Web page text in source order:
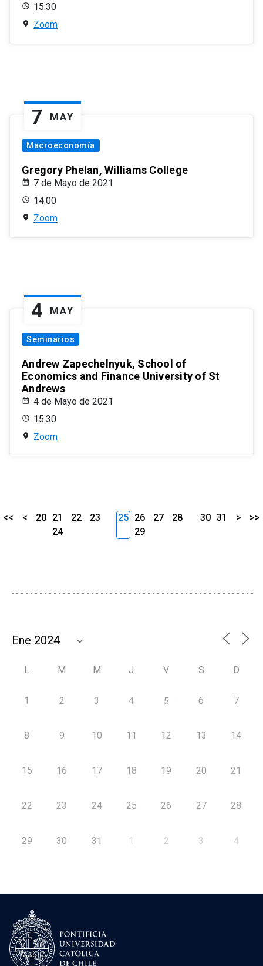
15:30
Zoom
7 MAY
Macroeconomía
Gregory Phelan, Williams College
7 de Mayo de 2021
14:00
Zoom
4 MAY
Seminarios
Andrew Zapechelnyuk, School of
Economics and Finance University of St
Andrews
4 de Mayo de 2021
15:30
Zoom
<< < 20 21 22
23
24
25 26 27
28
29
30 31 > >>
L M M J V S D
1 2 3 4 5 6 7
8 9 10 11 12 13 14
15 16 17 18 19 20 21
22 23 24 25 26 27 28
29 30 31 1 2 3 4